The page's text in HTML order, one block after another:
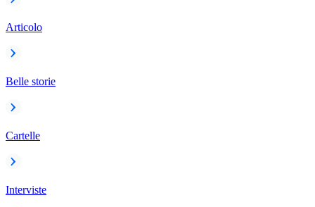
Articolo
Belle storie
Cartelle
Interviste